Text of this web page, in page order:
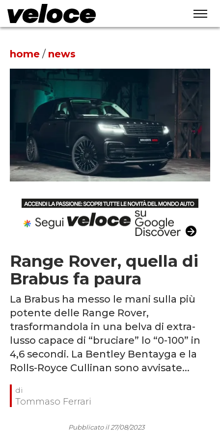
home / news
Range Rover, quella di
Brabus fa paura
La Brabus ha messo le mani sulla più
potente delle Range Rover,
trasformandola in una belva di extra-
lusso capace di “bruciare” lo “0-100” in
4,6 secondi. La Bentley Bentayga e la
Rolls-Royce Cullinan sono avvisate...
Tommaso Ferrari
Pubblicato il 27/08/2023